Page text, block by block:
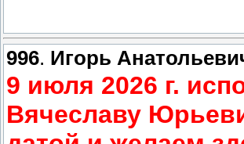
996. Игорь
9 июля 2026 г.
Вячеславу